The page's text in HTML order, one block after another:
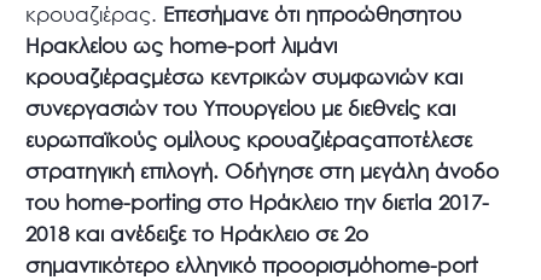
κρουαζιέρας. Επεσήμανε ότι ηπροώθησητου
Ηρακλείου ως home-port λιμάνι
κρουαζιέραςμέσω κεντρικών συμφωνιών και
συνεργασιών του Υπουργείου με διεθνείς και
ευρωπαϊκούς ομίλους κρουαζιέραςαποτέλεσε
στρατηγική επιλογή. Οδήγησε στη μεγάλη άνοδο
του home-porting στο Ηράκλειο την διετία 2017-
2018 και ανέδειξε το Ηράκλειο σε 2ο
σημαντικότερο ελληνικό προορισμόhome-port